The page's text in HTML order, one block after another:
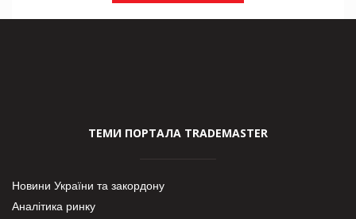
ТЕМИ ПОРТАЛА TRADEMASTER
Новини України та закордону
Аналітика ринку